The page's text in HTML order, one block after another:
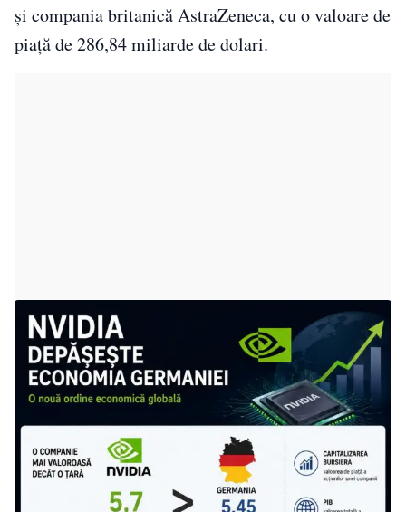
și compania britanică AstraZeneca, cu o valoare de
piață de 286,84 miliarde de dolari.